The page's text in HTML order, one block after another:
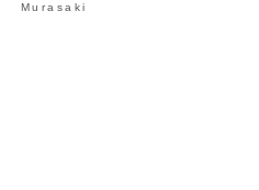
Murasaki